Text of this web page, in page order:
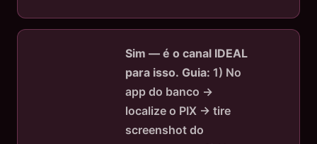
Sim — é o canal IDEAL
para isso. Guia: 1) No
app do banco →
localize o PIX → tire
screenshot do